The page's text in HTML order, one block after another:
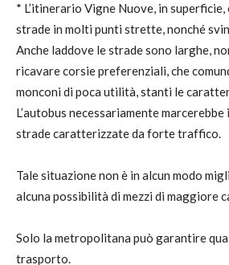
* L’itinerario Vigne Nuove, in
strade in molti punti strette, nonché
Anche laddove le strade sono larghe,
ricavare corsie preferenziali, che
monconi di poca utilità, stanti le
L’autobus necessariamente marcerebbe
strade caratterizzate da forte traffico.
Tale situazione non è in alcun modo
alcuna possibilità di mezzi di maggiore
Solo la metropolitana può garantire
trasporto.